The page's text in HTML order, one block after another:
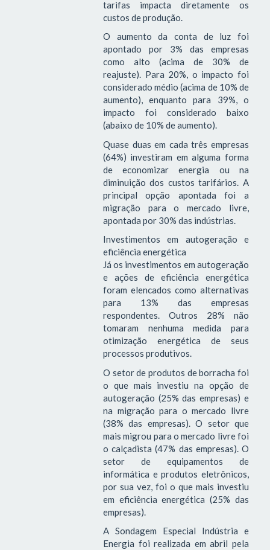
tarifas impacta diretamente os
custos de produção.
O aumento da conta de luz foi
apontado por 3% das empresas
como alto (acima de 30% de
reajuste). Para 20%, o impacto foi
considerado médio (acima de 10% de
aumento), enquanto para 39%, o
impacto foi considerado baixo
(abaixo de 10% de aumento).
Quase duas em cada três empresas
(64%) investiram em alguma forma
de economizar energia ou na
diminuição dos custos tarifários. A
principal opção apontada foi a
migração para o mercado livre,
apontada por 30% das indústrias.
Investimentos em autogeração e
eficiência energética
Já os investimentos em autogeração
e ações de eficiência energética
foram elencados como alternativas
para 13% das empresas
respondentes. Outros 28% não
tomaram nenhuma medida para
otimização energética de seus
processos produtivos.
O setor de produtos de borracha foi
o que mais investiu na opção de
autogeração (25% das empresas) e
na migração para o mercado livre
(38% das empresas). O setor que
mais migrou para o mercado livre foi
o calçadista (47% das empresas). O
setor de equipamentos de
informática e produtos eletrônicos,
por sua vez, foi o que mais investiu
em eficiência energética (25% das
empresas).
A Sondagem Especial Indústria e
Energia foi realizada em abril pela